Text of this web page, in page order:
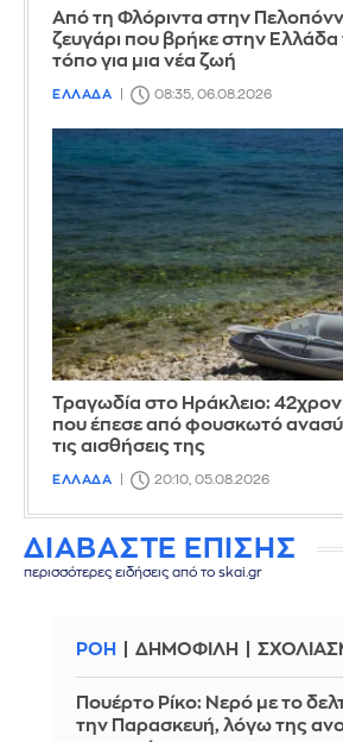
Από τη Φλόριντα στην
ζευγάρι που βρήκε στην Ελλάδα
τόπο για μια νέα ζωή
ΕΛΛΑΔΑ 08:35, 06.08.2026
Τραγωδία στο Ηράκλειο:
που έπεσε από φουσκωτό
τις αισθήσεις της
ΕΛΛΑΔΑ 20:10, 05.08.2026
ΔΙΑΒΑΣΤΕ ΕΠΙΣΗΣ
περισσότερες ειδήσεις από το skai.gr
ΡΟΗ ΔΗΜΟΦΙΛΗ
Πουέρτο Ρίκο: Νερό με το
την Παρασκευή, λόγω της